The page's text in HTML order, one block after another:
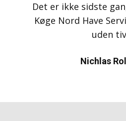
Det er ikke sidste
Køge Nord Have
uden
Nichlas